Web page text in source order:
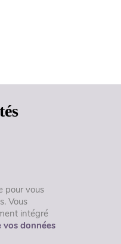
pour vous
Vous
intégré
vos données